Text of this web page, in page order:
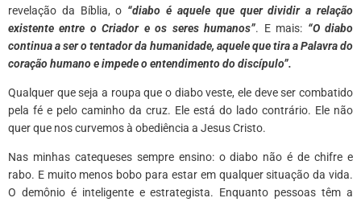
revelação da Bíblia, o “diabo é aquele que quer dividir a relação
existente entre o Criador e os seres humanos”. E mais: “O diabo
continua a ser o tentador da humanidade, aquele que tira a Palavra do
coração humano e impede o entendimento do discípulo”.
Qualquer que seja a roupa que o diabo veste, ele deve ser combatido
pela fé e pelo caminho da cruz. Ele está do lado contrário. Ele não
quer que nos curvemos à obediência a Jesus Cristo.
Nas minhas catequeses sempre ensino: o diabo não é de chifre e
rabo. E muito menos bobo para estar em qualquer situação da vida.
O demônio é inteligente e estrategista. Enquanto pessoas têm a